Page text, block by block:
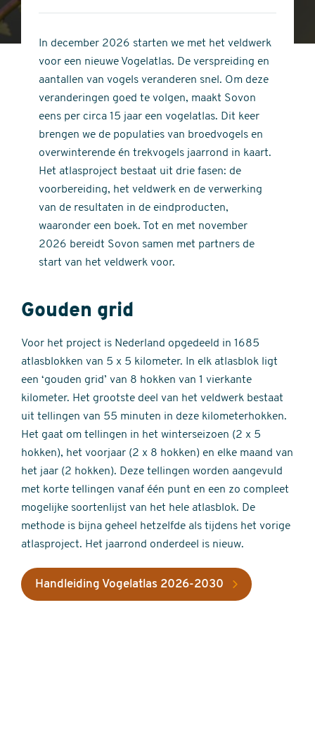
stars
of
stars
In december 2026 starten we met het veldwerk
voor een nieuwe Vogelatlas. De verspreiding en
aantallen van vogels veranderen snel. Om deze
veranderingen goed te volgen, maakt Sovon
eens per circa 15 jaar een vogelatlas. Dit keer
brengen we de populaties van broedvogels en
overwinterende én trekvogels jaarrond in kaart.
Het atlasproject bestaat uit drie fasen: de
voorbereiding, het veldwerk en de verwerking
van de resultaten in de eindproducten,
waaronder een boek. Tot en met november
2026 bereidt Sovon samen met partners de
start van het veldwerk voor.
Gouden grid
Voor het project is Nederland opgedeeld in 1685
atlasblokken van 5 x 5 kilometer. In elk atlasblok ligt
een ‘gouden grid’ van 8 hokken van 1 vierkante
kilometer. Het grootste deel van het veldwerk bestaat
uit tellingen van 55 minuten in deze kilometerhokken.
Het gaat om tellingen in het winterseizoen (2 x 5
hokken), het voorjaar (2 x 8 hokken) en elke maand van
het jaar (2 hokken). Deze tellingen worden aangevuld
met korte tellingen vanaf één punt en een zo compleet
mogelijke soortenlijst van het hele atlasblok. De
methode is bijna geheel hetzelfde als tijdens het vorige
atlasproject. Het jaarrond onderdeel is nieuw.
Handleiding Vogelatlas 2026-2030